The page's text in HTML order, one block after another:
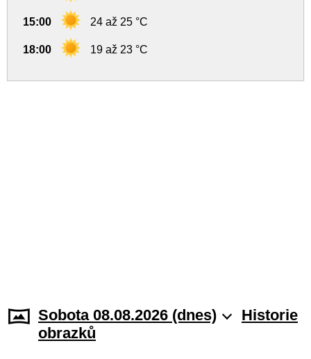
15:00 24 až 25 °C
18:00 19 až 23 °C
Sobota 08.08.2026 (dnes)
Historie
obrazků